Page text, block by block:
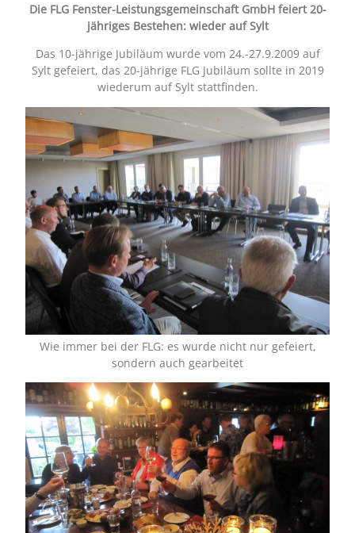
Die FLG Fenster-Leistungsgemeinschaft GmbH feiert 20-
jähriges Bestehen: wieder auf Sylt
Das 10-jährige Jubiläum wurde vom 24.-27.9.2009 auf
Sylt gefeiert, das 20-jährige FLG Jubiläum sollte in 2019
wiederum auf Sylt stattfinden.
Wie immer bei der FLG: es wurde nicht nur gefeiert,
sondern auch gearbeitet